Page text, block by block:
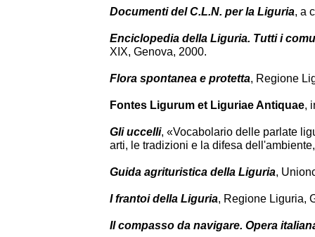
Documenti del C.L.N. per la Liguria, a
Enciclopedia della Liguria. Tutti i
XIX, Genova, 2000.
Flora spontanea e protetta, Regione
Fontes Ligurum et Liguriae Antiquae,
Gli uccelli, «Vocabolario delle parlate
arti, le tradizioni e la difesa
Guida agrituristica della Liguria,
I frantoi della Liguria, Regione Liguria,
Il compasso da navigare. Opera